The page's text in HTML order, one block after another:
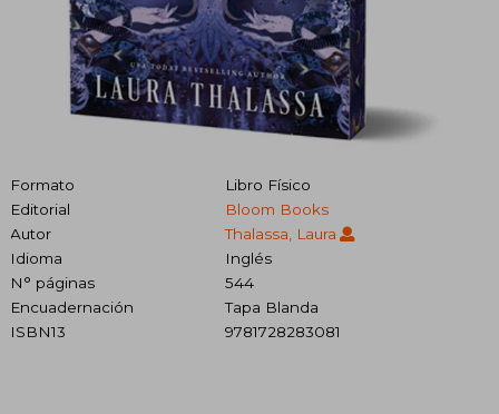
Formato
Libro Físico
Editorial
Bloom Books
Autor
Thalassa, Laura
Idioma
Inglés
N° páginas
544
Encuadernación
Tapa Blanda
ISBN13
9781728283081